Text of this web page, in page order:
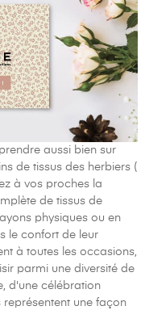
aussi bien sur
de tissus des herbiers (
à vos proches la
de tissus de
physiques ou en
le confort de leur
à toutes les occasions,
parmi une diversité de
d'une célébration
une façon